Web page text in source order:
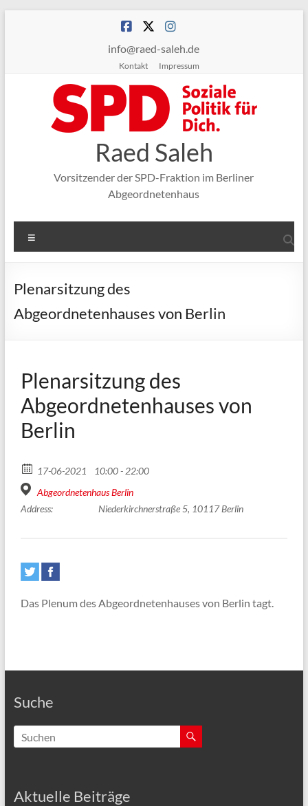
info@raed-saleh.de
Kontakt Impressum
Raed Saleh
Vorsitzender der SPD-Fraktion im Berliner
Abgeordnetenhaus
Plenarsitzung des
Abgeordnetenhauses von Berlin
Plenarsitzung des
Abgeordnetenhauses von
Berlin
17-06-2021
10:00 - 22:00
Abgeordnetenhaus Berlin
Address:
Niederkirchnerstraße 5, 10117 Berlin
Das Plenum des Abgeordnetenhauses von Berlin tagt.
Suche
Aktuelle Beiträge